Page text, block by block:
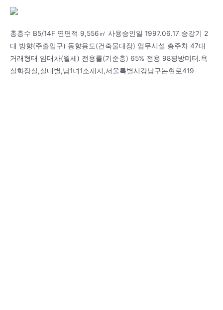
총층수 B5/14F 연면적 9,556㎡ 사용승인일 1997.06.17 승강기 2
대 방향(주출입구) 동향용도(건축물대장) 업무시설 총주차 47대
거래형태 임대차(월세) 전용률(기준층) 65% 전용 98평방미터.욕
실화장실,실내별,남1녀1소재지,서울특별시강남구논현로419